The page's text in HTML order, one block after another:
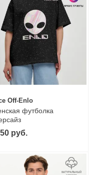
Off-Enlo
футболка
руб.